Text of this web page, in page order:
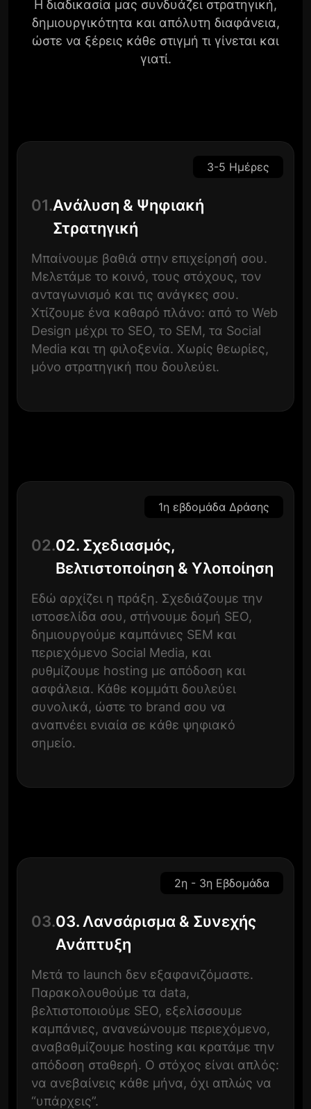
Η διαδικασία μας συνδυάζει στρατηγική,
δημιουργικότητα και απόλυτη διαφάνεια,
ώστε να ξέρεις κάθε στιγμή τι γίνεται και
γιατί.
3-5 Ημέρες
01.Ανάλυση & Ψηφιακή
Στρατηγική
Μπαίνουμε βαθιά στην επιχείρησή σου.
Μελετάμε το κοινό, τους στόχους, τον
ανταγωνισμό και τις ανάγκες σου.
Χτίζουμε ένα καθαρό πλάνο: από το Web
Design μέχρι το SEO, το SEM, τα Social
Media και τη φιλοξενία. Χωρίς θεωρίες,
μόνο στρατηγική που δουλεύει.
1η εβδομάδα Δράσης
02.02. Σχεδιασμός,
Βελτιστοποίηση & Υλοποίηση
Εδώ αρχίζει η πράξη. Σχεδιάζουμε την
ιστοσελίδα σου, στήνουμε δομή SEO,
δημιουργούμε καμπάνιες SEM και
περιεχόμενο Social Media, και
ρυθμίζουμε hosting με απόδοση και
ασφάλεια. Κάθε κομμάτι δουλεύει
συνολικά, ώστε το brand σου να
αναπνέει ενιαία σε κάθε ψηφιακό
σημείο.
2η - 3η Εβδομάδα
03.03. Λανσάρισμα & Συνεχής
Ανάπτυξη
Μετά το launch δεν εξαφανιζόμαστε.
Παρακολουθούμε τα data,
βελτιστοποιούμε SEO, εξελίσσουμε
καμπάνιες, ανανεώνουμε περιεχόμενο,
αναβαθμίζουμε hosting και κρατάμε την
απόδοση σταθερή. Ο στόχος είναι απλός:
να ανεβαίνεις κάθε μήνα, όχι απλώς να
“υπάρχεις”.